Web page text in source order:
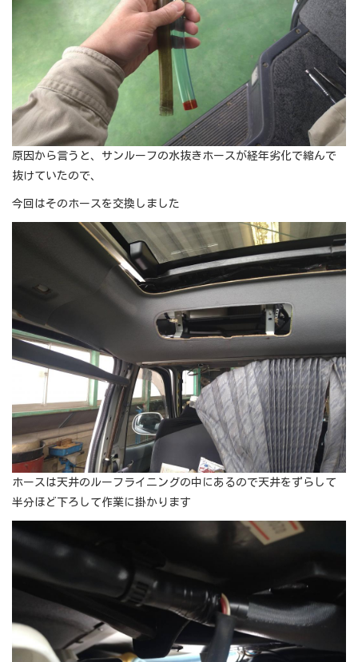
原因から言うと、サンルーフの水抜きホースが経年劣化で縮んで
抜けていたので、
今回はそのホースを交換しました
ホースは天井のルーフライニングの中にあるので天井をずらして
半分ほど下ろして作業に掛かります